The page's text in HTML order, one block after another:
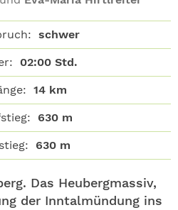
schwer
02:00 Std.
14 km
630 m
630 m
Das Heubergmassiv,
der Inntalmündung ins